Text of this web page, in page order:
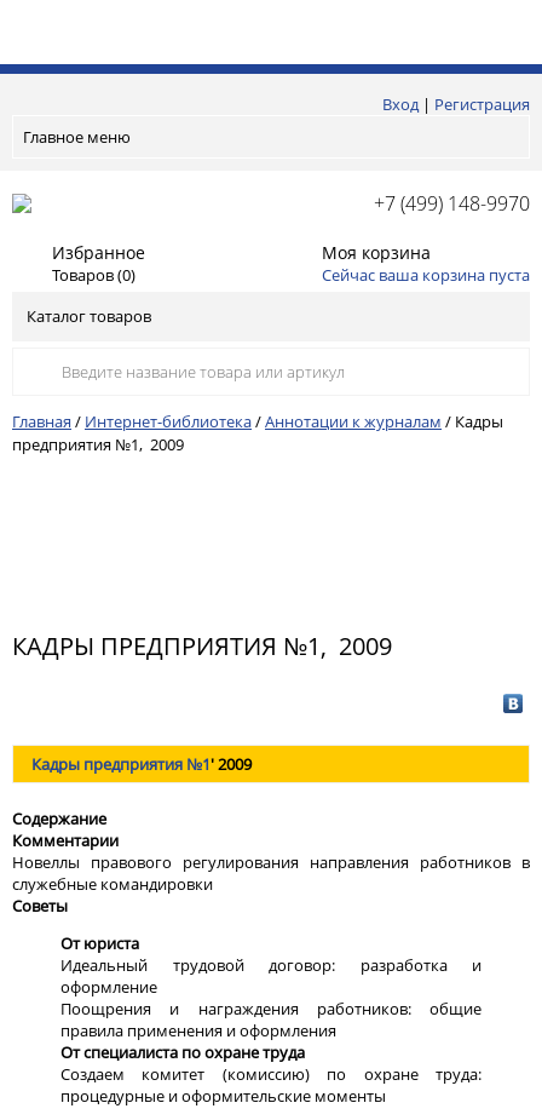
Вход| Регистрация
Главное меню
+7 (499) 148-9970
Избранное
Товаров (0)
Моя корзина
Сейчас ваша корзина пуста
Каталог товаров
Главная / Интернет-библиотека/Аннотации к журналам / Кадры
предприятия №1, 2009
КАДРЫ ПРЕДПРИЯТИЯ №1, 2009
Кадры предприятия №1' 2009
Содержание
Комментарии
Новеллы правового регулирования направления работников в
служебные командировки
Советы
От юриста
Идеальный трудовой договор: разработка и
оформление
Поощрения и награждения работников: общие
правила применения и оформления
От специалиста по охране труда
Создаем комитет (комиссию) по охране труда:
процедурные и оформительские моменты